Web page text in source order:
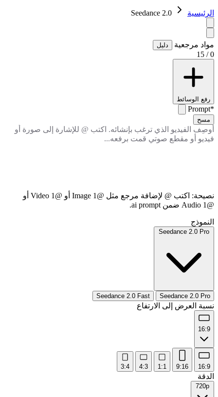
الرئيسية Seedance 2.0
مواد مرجعية دليل
0 / 15
رفع الوسائط
*
Prompt
مسح
نصيحة: اكتب @ لإضافة مرجع مثل @Image 1 أو @Video 1 أو
@Audio 1 ضمن ai prompt.
النموذج
Seedance 2.0 Pro
Seedance 2.0 Pro
Seedance 2.0 Fast
نسبة العرض إلى الارتفاع
16:9
16:9
9:16
1:1
4:3
3:4
الدقة
720p